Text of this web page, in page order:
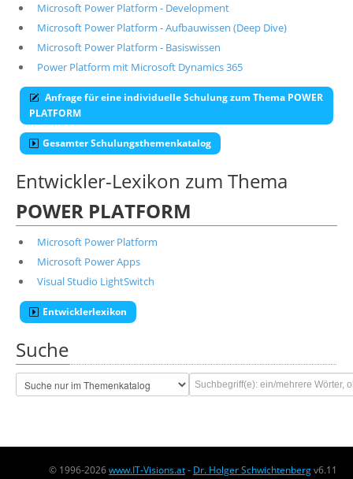
Microsoft Power Platform - Development
Microsoft Power Platform - Aufbauwissen (Deep Dive)
Microsoft Power Platform - Basiswissen
Power Platform mit Microsoft Dynamics 365
Anfrage für eine individuelle Schulung zum Thema POWER
PLATFORM
Gesamter Schulungsthemenkatalog
Entwickler-Lexikon zum Thema
POWER PLATFORM
Microsoft Power Platform
Microsoft Power Apps
Visual Studio LightSwitch
Entwicklerlexikon
Suche
© 1996-2026www.IT-Visions.at- Dr. Holger Schwichtenbergv6.11